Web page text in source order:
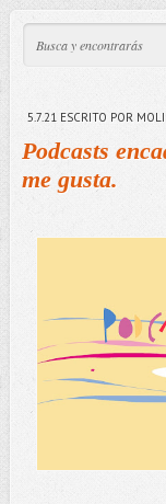
5.7.21 ESCRITO POR
Podcasts
me gusta.